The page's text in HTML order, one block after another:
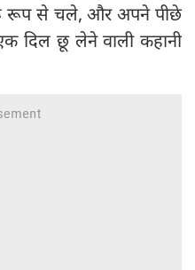
रूप से चले, और अपने पीछे
दिल छू लेने वाली कहानी